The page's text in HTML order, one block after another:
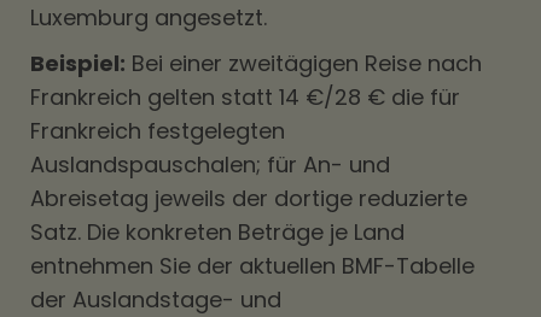
Luxemburg angesetzt.
Beispiel: Bei einer zweitägigen Reise nach
Frankreich gelten statt 14 €/28 € die für
Frankreich festgelegten
Auslandspauschalen; für An- und
Abreisetag jeweils der dortige reduzierte
Satz. Die konkreten Beträge je Land
entnehmen Sie der aktuellen BMF-Tabelle
der Auslandstage- und